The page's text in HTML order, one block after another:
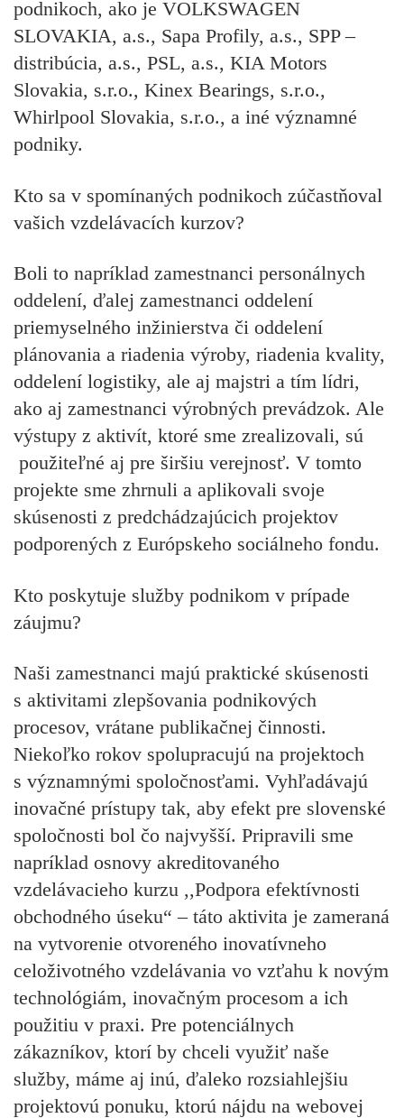
podnikoch, ako je VOLKSWAGEN
SLOVAKIA, a.s., Sapa Profily, a.s., SPP –
distribúcia, a.s., PSL, a.s., KIA Motors
Slovakia, s.r.o., Kinex Bearings, s.r.o.,
Whirlpool Slovakia, s.r.o., a iné významné
podniky.
Kto sa v spomínaných podnikoch zúčastňoval
vašich vzdelávacích kurzov?
Boli to napríklad zamestnanci personálnych
oddelení, ďalej zamestnanci oddelení
priemyselného inžinierstva či oddelení
plánovania a riadenia výroby, riadenia kvality,
oddelení logistiky, ale aj majstri a tím lídri,
ako aj zamestnanci výrobných prevádzok. Ale
výstupy z aktivít, ktoré sme zrealizovali, sú
použiteľné aj pre širšiu verejnosť. V tomto
projekte sme zhrnuli a aplikovali svoje
skúsenosti z predchádzajúcich projektov
podporených z Európskeho sociálneho fondu.
Kto poskytuje služby podnikom v prípade
záujmu?
Naši zamestnanci majú praktické skúsenosti
s aktivitami zlepšovania podnikových
procesov, vrátane publikačnej činnosti.
Niekoľko rokov spolupracujú na projektoch
s významnými spoločnosťami. Vyhľadávajú
inovačné prístupy tak, aby efekt pre slovenské
spoločnosti bol čo najvyšší. Pripravili sme
napríklad osnovy akreditovaného
vzdelávacieho kurzu ,,Podpora efektívnosti
obchodného úseku“ – táto aktivita je zameraná
na vytvorenie otvoreného inovatívneho
celoživotného vzdelávania vo vzťahu k novým
technológiám, inovačným procesom a ich
použitiu v praxi. Pre potenciálnych
zákazníkov, ktorí by chceli využiť naše
služby, máme aj inú, ďaleko rozsiahlejšiu
projektovú ponuku, ktorú nájdu na webovej